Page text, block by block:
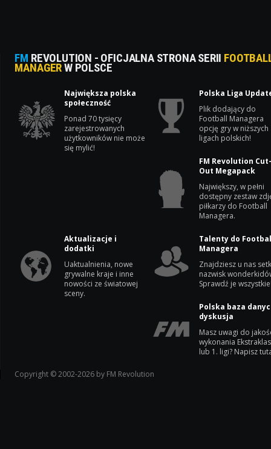
FM REVOLUTION - OFICJALNA STRONA SERII
MANAGERW POLSCE
Największa polska
społeczność
Ponad 70 tysięcy
zarejestrowanych
użytkowników nie może
się mylić!
Polska Liga
Plik dodający do
Football Managera
opcję gry w niższych
ligach polskich!
FM Revolution
Out Megapack
Największy, w pełni
dostępny zestaw
piłkarzy do Football
Managera.
Aktualizacje i
dodatki
Uaktualnienia, nowe
grywalne kraje i inne
nowości ze światowej
sceny.
Talenty do
Managera
Znajdziesz u nas
nazwisk
Sprawdź je
Polska baza
dyskusja
Masz uwagi do
wykonania
lub 1. ligi? Napisz
Copyright © 2002-2026 by FM Revolution